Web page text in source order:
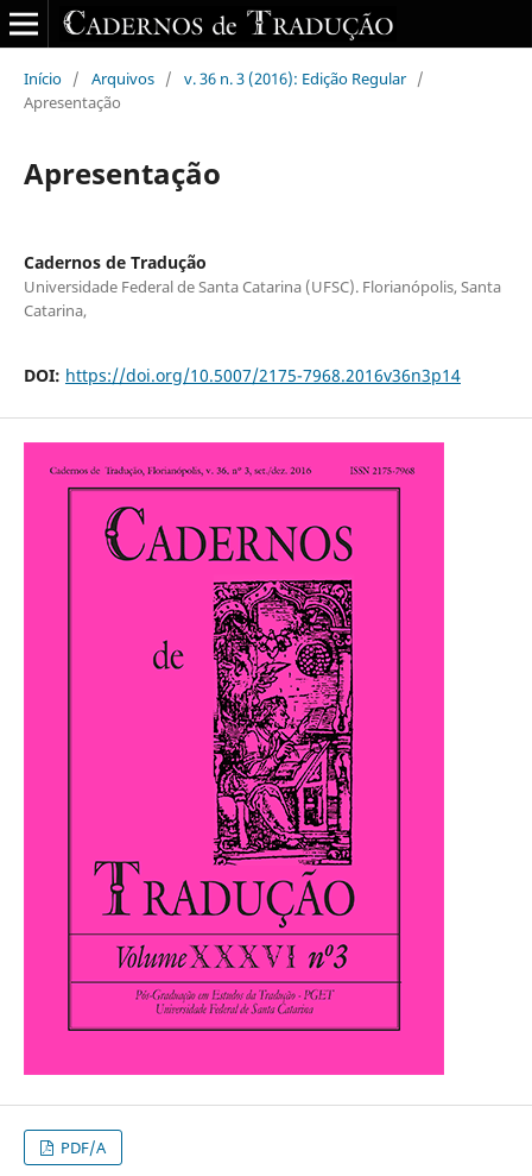
Início / Arquivos / v. 36 n. 3 (2016): Edição Regular /
Apresentação
Apresentação
Cadernos de Tradução
Universidade Federal de Santa Catarina (UFSC). Florianópolis, Santa
Catarina,
DOI: https://doi.org/10.5007/2175-7968.2016v36n3p14
PDF/A